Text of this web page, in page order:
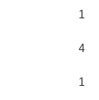
1
4
1